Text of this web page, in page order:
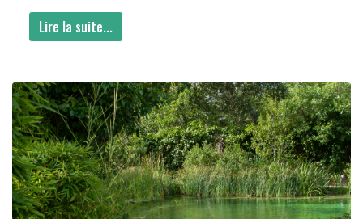
Lire la suite...